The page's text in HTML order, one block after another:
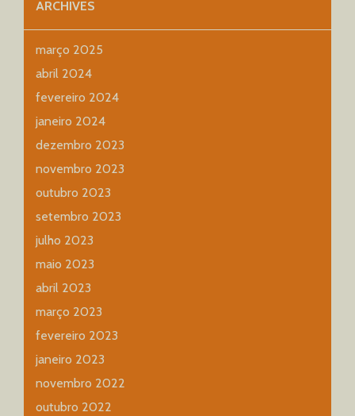
ARCHIVES
março 2025
abril 2024
fevereiro 2024
janeiro 2024
dezembro 2023
novembro 2023
outubro 2023
setembro 2023
julho 2023
maio 2023
abril 2023
março 2023
fevereiro 2023
janeiro 2023
novembro 2022
outubro 2022